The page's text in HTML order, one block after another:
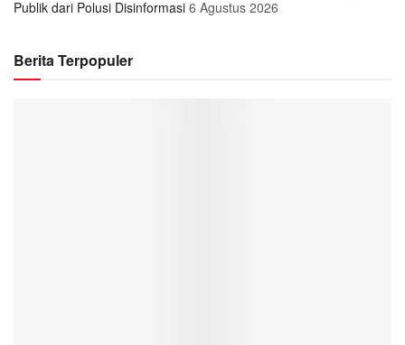
Publik dari Polusi Disinformasi 6 Agustus 2026
Berita Terpopuler